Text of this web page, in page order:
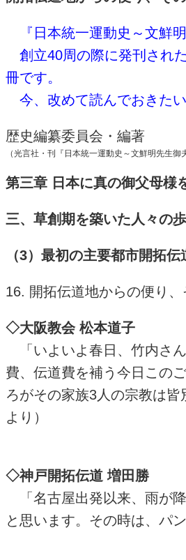
『日本統一運動史～文鮮
創立40周の際に発刊され
冊です。
今、改めて読んでおきた
歴史編纂委員会・編著
（光言社・刊『日本統一運動史～文鮮明先生
第三章 日本に真の御父母様
三、草創期を築いた人々の
（3）最初の主要都市開拓
16. 開拓伝道地からの便り、
◇大阪教会 松本道子
「いよいよ春日、竹内さ
費、伝道費を補う今日この
ろがその家族3人の宗教は
より）
◇神戸開拓伝道 増田勝
「名古屋出発以来、雨が
と思います。その時は、パ